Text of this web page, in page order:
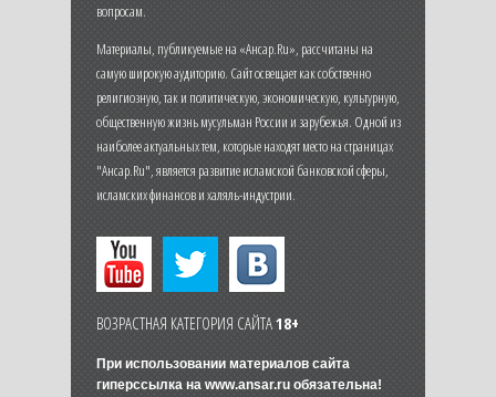
вопросам.
Материалы, публикуемые на «Ансар.Ru», рассчитаны на
самую широкую аудиторию. Сайт освещает как собственно
религиозную, так и политическую, экономическую, культурную,
общественную жизнь мусульман России и зарубежья. Одной из
наиболее актуальных тем, которые находят место на страницах
"Ансар.Ru", является развитие исламской банковской сферы,
исламских финансов и халяль-индустрии.
ВОЗРАСТНАЯ КАТЕГОРИЯ САЙТА18+
При использовании материалов сайта
гиперссылка на www.ansar.ruобязательна!